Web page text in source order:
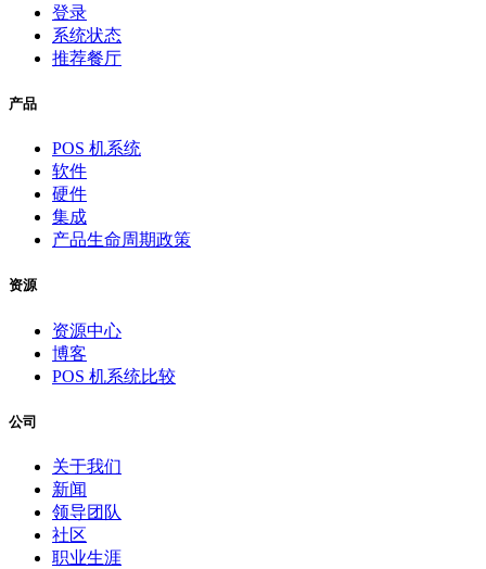
登录
系统状态
推荐餐厅
产品
POS 机系统
软件
硬件
集成
产品生命周期政策
资源
资源中心
博客
POS 机系统比较
公司
关于我们
新闻
领导团队
社区
职业生涯